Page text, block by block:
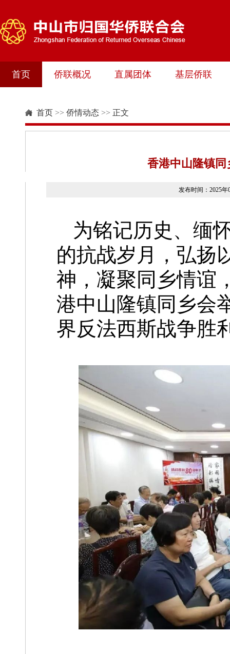
首页 侨联概况 直属团体 基层侨联
首页 >> 侨情动态 >> 正文
香港中山隆镇
发布时间：2025
为铭记历史、缅
的抗战岁月，弘扬
神，凝聚同乡情谊
港中山隆镇同乡会
界反法西斯战争胜